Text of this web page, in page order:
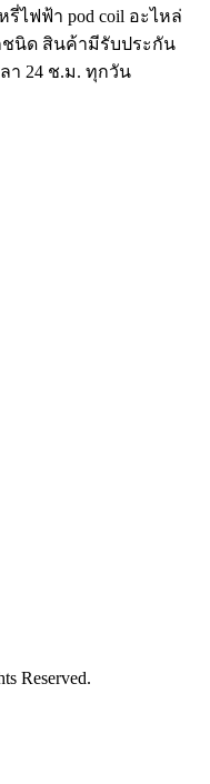
ไฟฟ้า pod coil อะไหล่
นิด สินค้ามีรับประกัน
า 24 ช.ม. ทุกวัน
Reserved.